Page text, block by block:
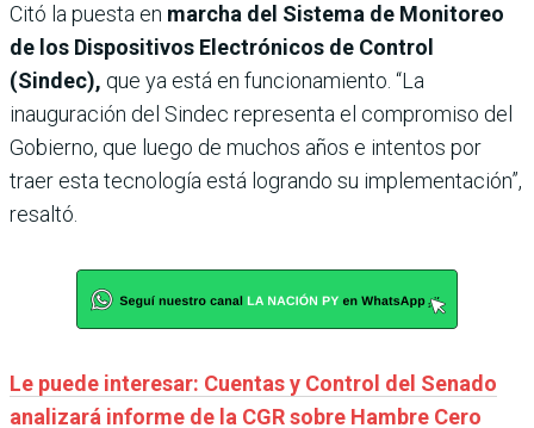
Citó la puesta en marcha del Sistema de Monitoreo
de los Dispositivos Electrónicos de Control
(Sindec), que ya está en funcionamiento. “La
inauguración del Sindec representa el compromiso del
Gobierno, que luego de muchos años e intentos por
traer esta tecnología está logrando su implementación”,
resaltó.
Le puede interesar: Cuentas y Control del Senado
analizará informe de la CGR sobre Hambre Cero